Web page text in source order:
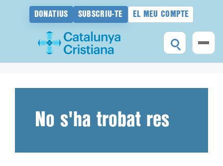
DONATIUS SUBSCRIU-TE EL MEU COMPTE
No s'ha trobat res